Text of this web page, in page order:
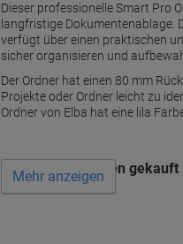
Dieser professionelle Smart Pro
langfristige Dokumentenablage.
verfügt über einen praktischen
sicher organisieren und
Der Ordner hat einen 80 mm
Projekte oder Ordner leicht zu
Ordner von Elba hat eine lila
Wird oft zusammen gekauft
Mehr anzeigen